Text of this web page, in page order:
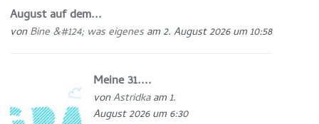
August auf dem...
vonBine &#124; was eigenesam 2. August 2026 um 10:58
Meine 31....
vonAstridkaam 1.
August 2026 um 6:30